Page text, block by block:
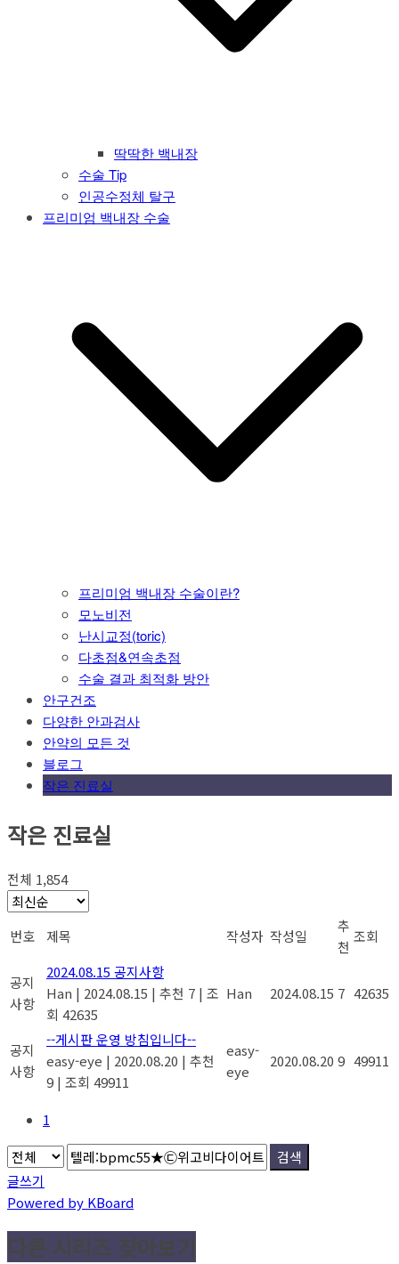
딱딱한 백내장
수술 Tip
인공수정체 탈구
프리미엄 백내장 수술
프리미엄 백내장 수술이란?
모노비전
난시교정(toric)
다초점&연속초점
수술 결과 최적화 방안
안구건조
다양한 안과검사
안약의 모든 것
블로그
작은 진료실
작은 진료실
전체 1,854
번호 제목 작성자 작성일
추
천
조회
공지
사항
2024.08.15 공지사항
Han | 2024.08.15 | 추천 7 | 조
회 42635
Han 2024.08.15 7 42635
공지
사항
--게시판 운영 방침입니다--
easy-eye | 2020.08.20 | 추천
9 | 조회 49911
easy-
eye
2020.08.20 9 49911
1
검색
글쓰기
Powered by KBoard
다른 시리즈 찾아보기